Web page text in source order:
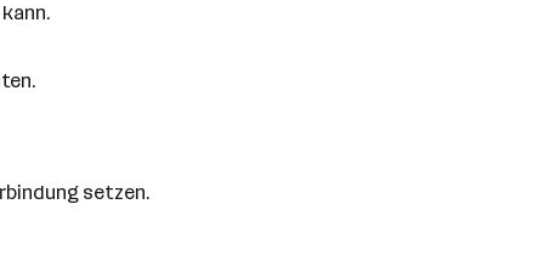
setzen.